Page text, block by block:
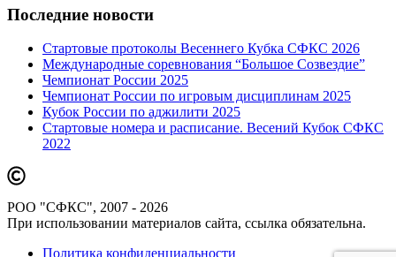
Последние новости
Стартовые протоколы Весеннего Кубка СФКС 2026
Международные соревнования “Большое Созвездие”
Чемпионат России 2025
Чемпионат России по игровым дисциплинам 2025
Кубок России по аджилити 2025
Стартовые номера и расписание. Весений Кубок СФКС
2022
РОО "СФКС", 2007 - 2026
При использовании материалов сайта, ссылка обязательна.
Политика конфиденциальности